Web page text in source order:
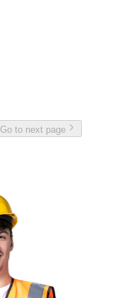
Go to next page